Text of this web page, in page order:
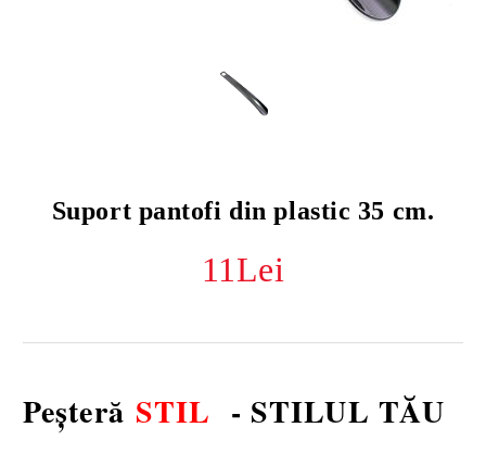
Suport pantofi din plastic 35 cm.
11Lei
Peșteră STIL - STILUL TĂU